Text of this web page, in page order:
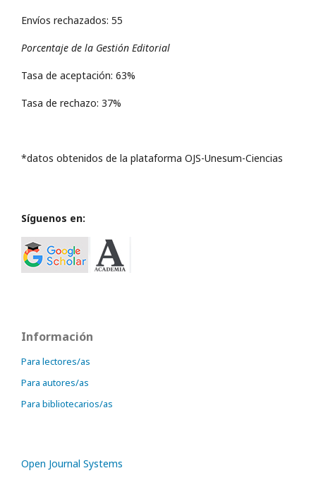
Envíos rechazados: 55
Porcentaje de la Gestión Editorial
Tasa de aceptación: 63%
Tasa de rechazo: 37%
*datos obtenidos de la plataforma OJS-Unesum-Ciencias
Síguenos en:
Información
Para lectores/as
Para autores/as
Para bibliotecarios/as
Open Journal Systems